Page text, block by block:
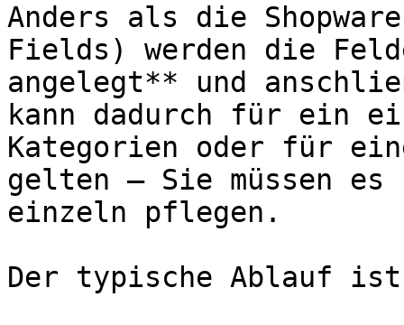
Anders als die
Fields) werden die
angelegt** und
kann dadurch für ein
Kategorien oder für
gelten – Sie müssen
einzeln pflegen.
Der typische Ablauf